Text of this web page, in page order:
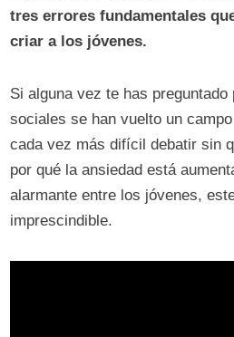
tres errores fundamentales
criar a los jóvenes.
Si alguna vez te has preguntado
sociales se han vuelto un
cada vez más difícil debatir sin
por qué la ansiedad está
alarmante entre los jóvenes,
imprescindible.